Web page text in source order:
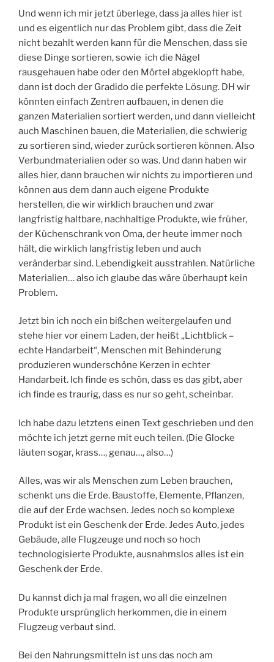
Und wenn ich mir jetzt überlege, dass ja alles hier ist
und es eigentlich nur das Problem gibt, dass die Zeit
nicht bezahlt werden kann für die Menschen, dass sie
diese Dinge sortieren, sowie ich die Nägel
rausgehauen habe oder den Mörtel abgeklopft habe,
dann ist doch der Gradido die perfekte Lösung. DH wir
könnten einfach Zentren aufbauen, in denen die
ganzen Materialien sortiert werden, und dann vielleicht
auch Maschinen bauen, die Materialien, die schwierig
zu sortieren sind, wieder zurück sortieren können. Also
Verbundmaterialien oder so was. Und dann haben wir
alles hier, dann brauchen wir nichts zu importieren und
können aus dem dann auch eigene Produkte
herstellen, die wir wirklich brauchen und zwar
langfristig haltbare, nachhaltige Produkte, wie früher,
der Küchenschrank von Oma, der heute immer noch
hält, die wirklich langfristig leben und auch
veränderbar sind. Lebendigkeit ausstrahlen. Natürliche
Materialien… also ich glaube das wäre überhaupt kein
Problem.
Jetzt bin ich noch ein bißchen weitergelaufen und
stehe hier vor einem Laden, der heißt „Lichtblick –
echte Handarbeit“, Menschen mit Behinderung
produzieren wunderschöne Kerzen in echter
Handarbeit. Ich finde es schön, dass es das gibt, aber
ich finde es traurig, dass es nur so geht, scheinbar.
Ich habe dazu letztens einen Text geschrieben und den
möchte ich jetzt gerne mit euch teilen. (Die Glocke
läuten sogar, krass…, genau…, also…)
Alles, was wir als Menschen zum Leben brauchen,
schenkt uns die Erde. Baustoffe, Elemente, Pflanzen,
die auf der Erde wachsen. Jedes noch so komplexe
Produkt ist ein Geschenk der Erde. Jedes Auto, jedes
Gebäude, alle Flugzeuge und noch so hoch
technologisierte Produkte, ausnahmslos alles ist ein
Geschenk der Erde.
Du kannst dich ja mal fragen, wo all die einzelnen
Produkte ursprünglich herkommen, die in einem
Flugzeug verbaut sind.
Bei den Nahrungsmitteln ist uns das noch am